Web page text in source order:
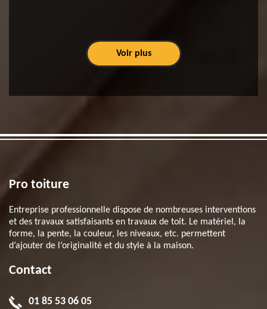
Voir plus
Pro toiture
Entreprise professionnelle dispose de nombreuses interventions
et des travaux satisfaisants en travaux de toit. Le matériel, la
forme, la pente, la couleur, les niveaux, etc. permettent
d’ajouter de l’originalité et du style à la maison.
Contact
01 85 53 06 05